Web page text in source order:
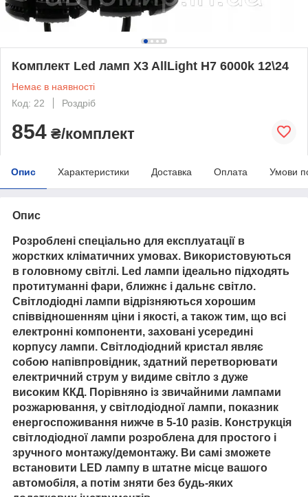
Комплект Led ламп X3 AllLight H7 6000k 12\24
Немає в наявності
Код: 22
Роздріб
854 ₴/комплект
Опис Характеристики Доставка Оплата Умови
Опис
Розроблені спеціально для експлуатації в
жорстких кліматичних умовах. Використовуються
в головному світлі. Led лампи ідеально підходять
протитуманні фари, ближнє і дальнє світло.
Світлодіодні лампи відрізняються хорошим
співвідношенням ціни і якості, а також тим, що всі
електронні компоненти, заховані усередині
корпусу лампи. Світлодіодний кристал являє
собою напівпровідник, здатний перетворювати
електричний струм у видиме світло з дуже
високим ККД. Порівняно із звичайними лампами
розжарювання, у світлодіодної лампи, показник
енергоспоживання нижче в 5-10 разів. Конструкція
світлодіодної лампи розроблена для простого і
зручного монтажу/демонтажу. Ви самі зможете
встановити LED лампу в штатне місце вашого
автомобіля, а потім зняти без будь-яких